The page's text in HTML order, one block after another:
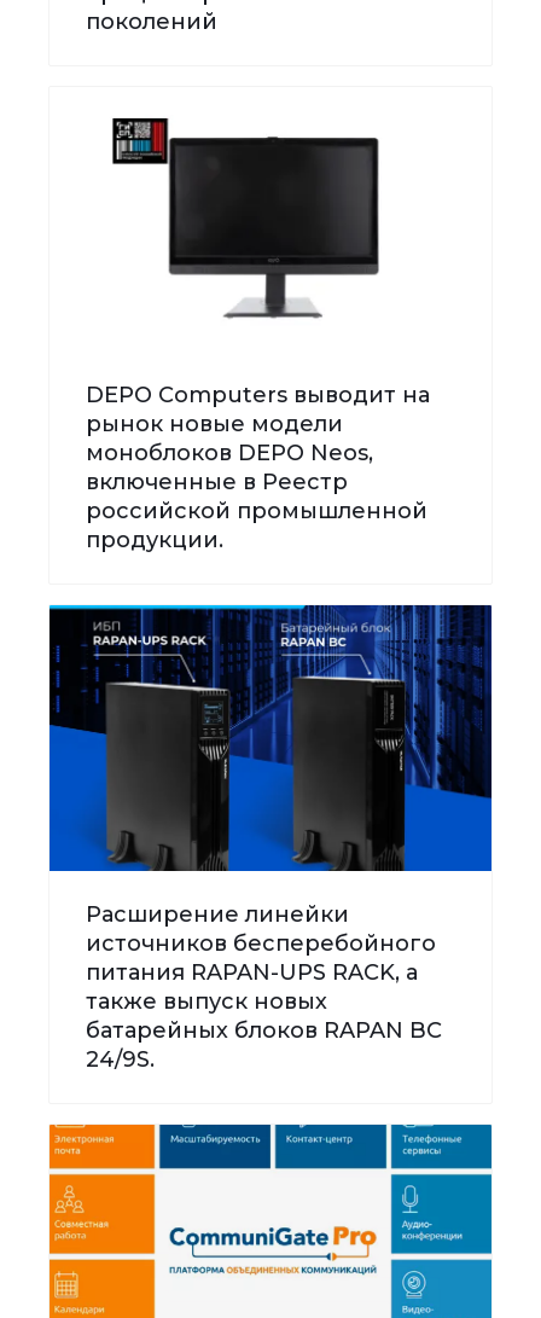
поколений
DEPO Computers выводит на
рынок новые модели
моноблоков DEPO Neos,
включенные в Реестр
российской промышленной
продукции.
Расширение линейки
источников бесперебойного
питания RAPAN-UPS RACK, а
также выпуск новых
батарейных блоков RAPAN BC
24/9S.